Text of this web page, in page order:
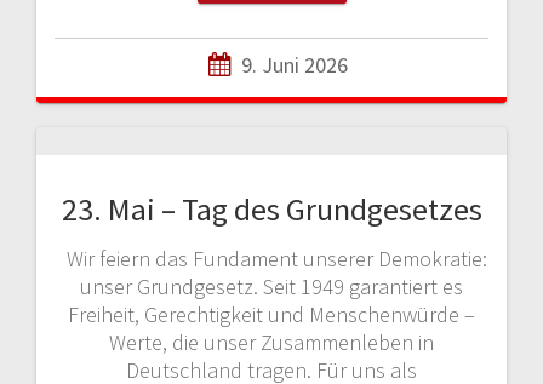
9. Juni 2026
23. Mai – Tag des Grundgesetzes
Wir feiern das Fundament unserer Demokratie:
unser Grundgesetz. Seit 1949 garantiert es
Freiheit, Gerechtigkeit und Menschenwürde –
Werte, die unser Zusammenleben in
Deutschland tragen. Für uns als